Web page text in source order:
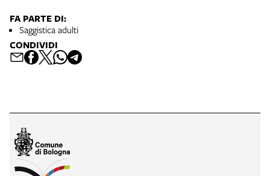
FA PARTE DI:
Saggistica adulti
CONDIVIDI